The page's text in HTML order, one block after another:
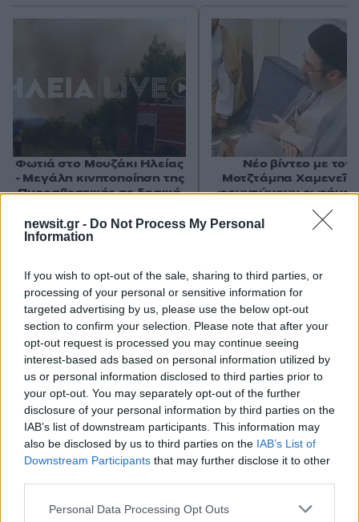
newsit.gr - Do Not Process My Personal
Information
If you wish to opt-out of the sale, sharing to third parties, or
processing of your personal or sensitive information for
targeted advertising by us, please use the below opt-out
section to confirm your selection. Please note that after your
opt-out request is processed you may continue seeing
interest-based ads based on personal information utilized by
us or personal information disclosed to third parties prior to
your opt-out. You may separately opt-out of the further
disclosure of your personal information by third parties on the
IAB’s list of downstream participants. This information may
also be disclosed by us to third parties on the IAB’s List of
Downstream Participants that may further disclose it to other
Please note that this website/app uses one or more Google
Personal Data Processing Opt Outs
Σχόλια
Σχολίασε εδώ
50 /50
2000 /2000
Φωτιά στο Μουζάκι Ηλείας
- Μεγάλη κινητοποίηση της
Πυροσβεστικής σε δασική
είσοδο του χωριού
Νέο βίντεο με τον
Μοτζτάμπα Χαμενεΐ
φουντώνουν οι φήμες
το αν βρίσκεται στη